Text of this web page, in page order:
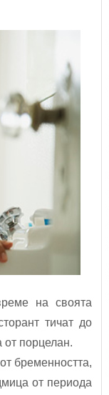
на своята
тичат до
от порцелан.
бременността,
от периода